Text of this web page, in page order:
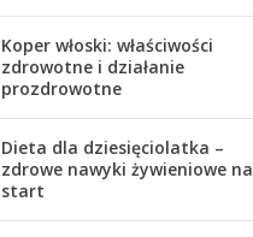
Koper włoski: właściwości
zdrowotne i działanie
prozdrowotne
Dieta dla dziesięciolatka –
zdrowe nawyki żywieniowe na
start